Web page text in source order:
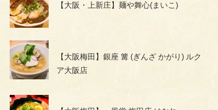
【大阪・上新庄】麺や舞心(まいこ)
【大阪梅田】銀座 篝 (ぎんざ かがり) ルク
ア大阪店